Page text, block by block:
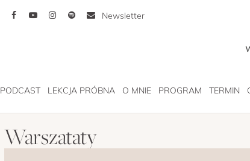
Newsletter
PODCAST LEKCJA PRÓBNA O MNIE PROGRAM TERMIN
Warszataty